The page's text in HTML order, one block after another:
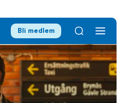
Bli medlem